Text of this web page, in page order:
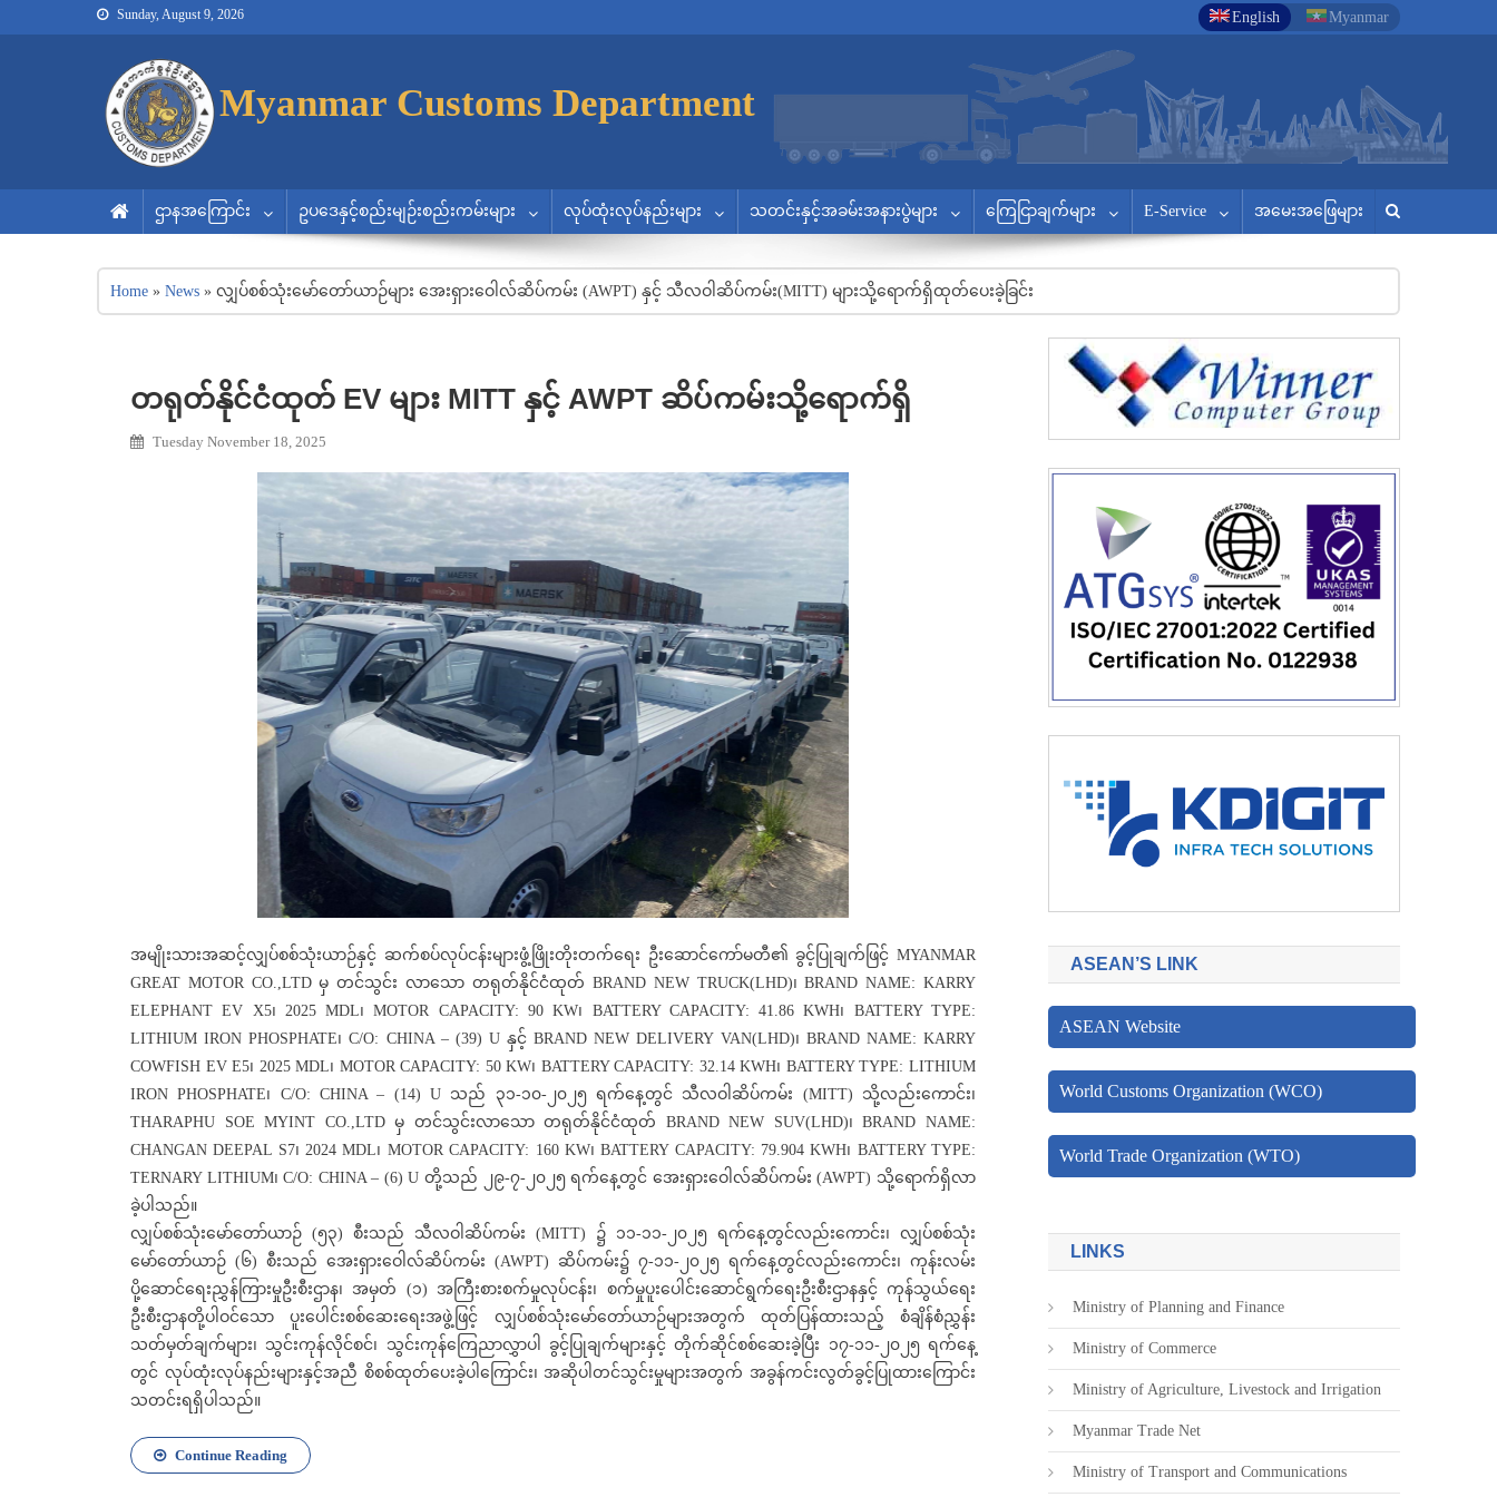
Sunday, August 9, 2026 English Myanmar
Myanmar Customs
Myanmar Customs
Myanmar Customs Department
ဌာနအကြောင်း ဥပဒေနှင့်စည်းမျဉ်းစည်းကမ်းများ လုပ်ထုံးလုပ်နည်းများ သတင်းနှင့်အခမ်းအနားပွဲများ ကြေငြာချက်များ E-Service အမေးအဖြေများ
Home » News » လျှပ်စစ်သုံးမော်တော်ယာဉ်များ အေးရှားဝေါလ်ဆိပ်ကမ်း (AWPT) နှင့် သီလဝါဆိပ်ကမ်း(MITT) များသို့ရောက်ရှိထုတ်ပေးခဲ့ခြင်း
တရုတ်နိုင်ငံထုတ် EV များ MITT နှင့် AWPT ဆိပ်ကမ်းသို့ရောက်ရှိ
Tuesday November 18, 2025
အမျိုးသားအဆင့်လျှပ်စစ်သုံးယာဉ်နှင့် ဆက်စပ်လုပ်ငန်းများဖွံ့ဖြိုးတိုးတက်ရေး ဦးဆောင်ကော်မတီ၏ ခွင့်ပြုချက်ဖြင့် MYANMAR
GREAT MOTOR CO.,LTD မှ တင်သွင်း လာသော တရုတ်နိုင်ငံထုတ် BRAND NEW TRUCK(LHD)၊ BRAND NAME: KARRY
ELEPHANT EV X5၊ 2025 MDL၊ MOTOR CAPACITY: 90 KW၊ BATTERY CAPACITY: 41.86 KWH၊ BATTERY TYPE:
LITHIUM IRON PHOSPHATE၊ C/O: CHINA – (39) U နှင့် BRAND NEW DELIVERY VAN(LHD)၊ BRAND NAME: KARRY
COWFISH EV E5၊ 2025 MDL၊ MOTOR CAPACITY: 50 KW၊ BATTERY CAPACITY: 32.14 KWH၊ BATTERY TYPE: LITHIUM
IRON PHOSPHATE၊ C/O: CHINA – (14) U သည် ၃၁-၁၀-၂၀၂၅ ရက်နေ့တွင် သီလဝါဆိပ်ကမ်း (MITT) သို့လည်းကောင်း၊
THARAPHU SOE MYINT CO.,LTD မှ တင်သွင်းလာသော တရုတ်နိုင်ငံထုတ် BRAND NEW SUV(LHD)၊ BRAND NAME:
CHANGAN DEEPAL S7၊ 2024 MDL၊ MOTOR CAPACITY: 160 KW၊ BATTERY CAPACITY: 79.904 KWH၊ BATTERY TYPE:
TERNARY LITHIUM၊ C/O: CHINA – (6) U တို့သည် ၂၉-၇-၂၀၂၅ ရက်နေ့တွင် အေးရှားဝေါလ်ဆိပ်ကမ်း (AWPT) သို့ရောက်ရှိလာ
ခဲ့ပါသည်။
လျှပ်စစ်သုံးမော်တော်ယာဉ် (၅၃) စီးသည် သီလဝါဆိပ်ကမ်း (MITT) ၌ ၁၁-၁၁-၂၀၂၅ ရက်နေ့တွင်လည်းကောင်း၊ လျှပ်စစ်သုံး
မော်တော်ယာဉ် (၆) စီးသည် အေးရှားဝေါလ်ဆိပ်ကမ်း (AWPT) ဆိပ်ကမ်း၌ ၇-၁၁-၂၀၂၅ ရက်နေ့တွင်လည်းကောင်း၊ ကုန်းလမ်း
ပို့ဆောင်ရေးညွှန်ကြားမှုဦးစီးဌာန၊ အမှတ် (၁) အကြီးစားစက်မှုလုပ်ငန်း၊ စက်မှုပူးပေါင်းဆောင်ရွက်ရေးဦးစီးဌာနနှင့် ကုန်သွယ်ရေး
ဦးစီးဌာနတို့ပါဝင်သော ပူးပေါင်းစစ်ဆေးရေးအဖွဲ့ဖြင့် လျှပ်စစ်သုံးမော်တော်ယာဉ်များအတွက် ထုတ်ပြန်ထားသည့် စံချိန်စံညွှန်း
သတ်မှတ်ချက်များ၊ သွင်းကုန်လိုင်စင်၊ သွင်းကုန်ကြေညာလွှာပါ ခွင့်ပြုချက်များနှင့် တိုက်ဆိုင်စစ်ဆေးခဲ့ပြီး ၁၇-၁၁-၂၀၂၅ ရက်နေ့
တွင် လုပ်ထုံးလုပ်နည်းများနှင့်အညီ စိစစ်ထုတ်ပေးခဲ့ပါကြောင်း၊ အဆိုပါတင်သွင်းမှုများအတွက် အခွန်ကင်းလွတ်ခွင့်ပြုထားကြောင်း
သတင်းရရှိပါသည်။
Continue Reading
ASEAN’S LINK
ASEAN Website
World Customs Organization (WCO)
World Trade Organization (WTO)
LINKS
Ministry of Planning and Finance
Ministry of Commerce
Ministry of Agriculture, Livestock and Irrigation
Myanmar Trade Net
Ministry of Transport and Communications